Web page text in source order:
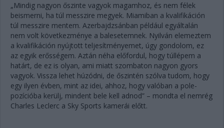
„Mindig nagyon őszinte vagyok magamhoz, és nem félek
beismerni, ha túl messzire megyek. Miamiban a kvalifikáción
túl messzire mentem. Azerbajdzsánban például egyáltalán
nem volt következménye a balesetemnek. Nyilván elemeztem
a kvalifikáción nyújtott teljesítményemet, úgy gondolom, ez
az egyik erősségem. Aztán néha előfordul, hogy túllépem a
határt, de ez is olyan, ami miatt szombaton nagyon gyors
vagyok. Vissza lehet húzódni, de őszintén szólva tudom, hogy
egy ilyen évben, mint az idei, ahhoz, hogy valóban a pole-
pozícióba kerülj, mindent bele kell adnod” – mondta el nemrég
Charles Leclerc a Sky Sports kamerái előtt.